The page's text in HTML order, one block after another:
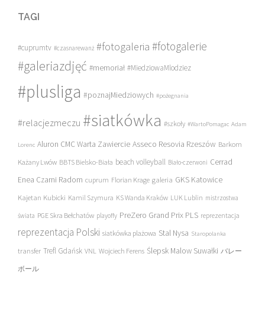
TAGI
#cuprumtv #czasnarewanż #fotogaleria #fotogalerie
#galeriazdjęć #memoriał #MiedziowaMlodziez
#plusliga #poznajMiedziowych #pożegnania
#relacjezmeczu #siatkówka #szkoły #WartoPomagac Adam
Lorenc Aluron CMC Warta Zawiercie Asseco Resovia Rzeszów Barkom
Każany Lwów BBTS Bielsko-Biała beach volleyball Biało-czerwoni Cerrad
Enea Czarni Radom cuprum Florian Krage galeria GKS Katowice
Kajetan Kubicki Kamil Szymura KS Wanda Kraków LUK Lublin mistrzostwa
świata PGE Skra Bełchatów playoffy PreZero Grand Prix PLS reprezentacja
reprezentacja Polski siatkówka plażowa Stal Nysa Staropolanka
transfer Trefl Gdańsk VNL Wojciech Ferens Ślepsk Malow Suwałki バレー
ボール